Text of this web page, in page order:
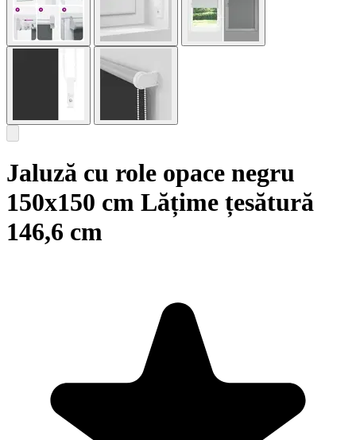
Jaluză cu role opace negru
150x150 cm Lățime țesătură
146,6 cm